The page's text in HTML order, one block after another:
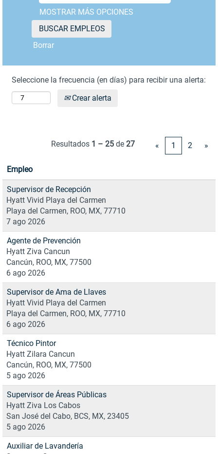
MOSTRAR MÁS OPCIONES
Borrar
Seleccione la frecuencia (en días) para recibir una alerta:
Crear alerta
Resultados 1 – 25 de 27 « 1 2 »
Empleo
Supervisor de Recepción
Hyatt Vivid Playa del Carmen
Playa del Carmen, ROO, MX, 77710
7 ago 2026
Agente de Prevención
Hyatt Ziva Cancun
Cancún, ROO, MX, 77500
6 ago 2026
Supervisor de Ama de Llaves
Hyatt Vivid Playa del Carmen
Playa del Carmen, ROO, MX, 77710
6 ago 2026
Técnico Pintor
Hyatt Zilara Cancun
Cancún, ROO, MX, 77500
5 ago 2026
Supervisor de Áreas Públicas
Hyatt Ziva Los Cabos
San José del Cabo, BCS, MX, 23405
5 ago 2026
Auxiliar de Lavandería